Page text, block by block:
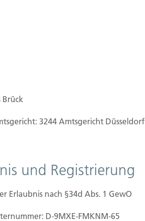
Kontakt
Brück
3244 Amtsgericht Düsseldorf
und Registrierung
Erlaubnis nach §34d Abs. 1 GewO
D-9MXE-FMKNM-65